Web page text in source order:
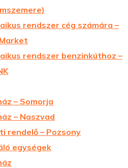
rendszer cég számára –
rendszer benzinkúthoz –
– Somorja
– Naszvad
rendelő – Pozsony
egységek